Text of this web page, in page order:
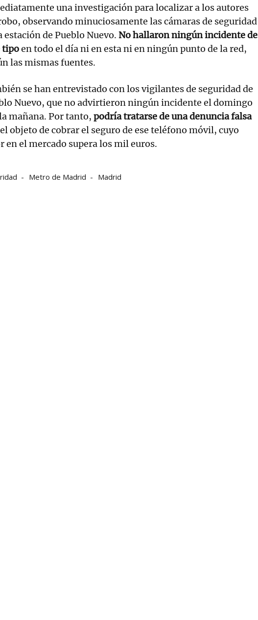
una investigación para localizar a los autores
observando minuciosamente las cámaras de seguridad
estación de Pueblo Nuevo. No hallaron ningún incidente de
tipoen todo el día ni en esta ni en ningún punto de la red,
las mismas fuentes.
se han entrevistado con los vigilantes de seguridad de
Nuevo, que no advirtieron ningún incidente el domingo
mañana. Por tanto, podría tratarse de una denuncia falsa
objeto de cobrar el seguro de ese teléfono móvil, cuyo
en el mercado supera los mil euros.
Metro de Madrid Madrid